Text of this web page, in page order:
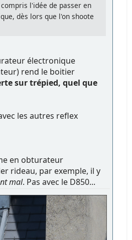
l'idée de passer en
dès lors que l'on shoote
électronique
rend le boitier
sur trépied, quel que
les autres reflex
en obturateur
rideau, par exemple, il y
mal. Pas avec le D850...